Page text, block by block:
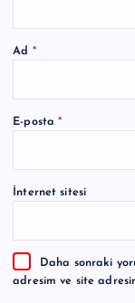
Ad *
E-posta*
İnternet sitesi
Daha sonraki
adresim ve site
A
e
a
t